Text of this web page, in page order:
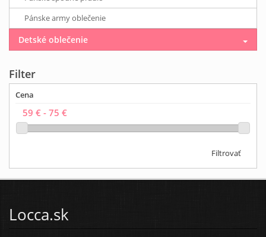
Pánske army oblečenie
Detské oblečenie
Filter
Cena
Filtrovať
Locca.sk